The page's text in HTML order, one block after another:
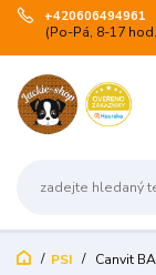
+420606494961
(Po-Pá, 8-17
PSI Canvit